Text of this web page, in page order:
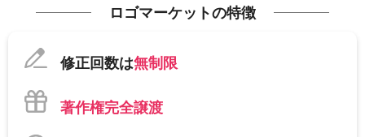
ロゴマーケットの特徴
修正回数は無制限
著作権完全譲渡